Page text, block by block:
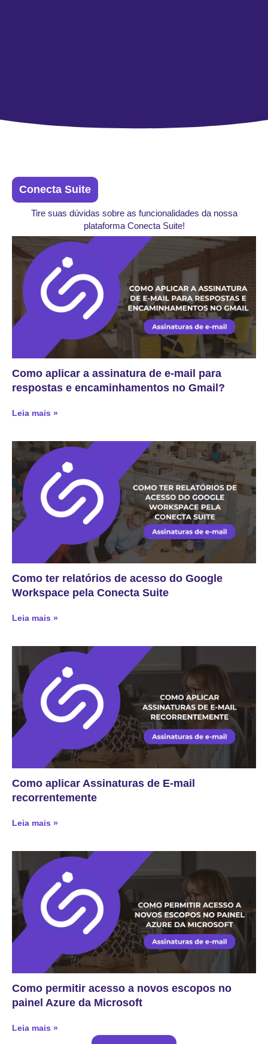
Conecta Suite
Tire suas dúvidas sobre as funcionalidades da nossa
plataforma Conecta Suite!
Como aplicar a assinatura de e-mail para
respostas e encaminhamentos no Gmail?
Leia mais »
Como ter relatórios de acesso do Google
Workspace pela Conecta Suite
Leia mais »
Como aplicar Assinaturas de E-mail
recorrentemente
Leia mais »
Como permitir acesso a novos escopos no
painel Azure da Microsoft
Leia mais »